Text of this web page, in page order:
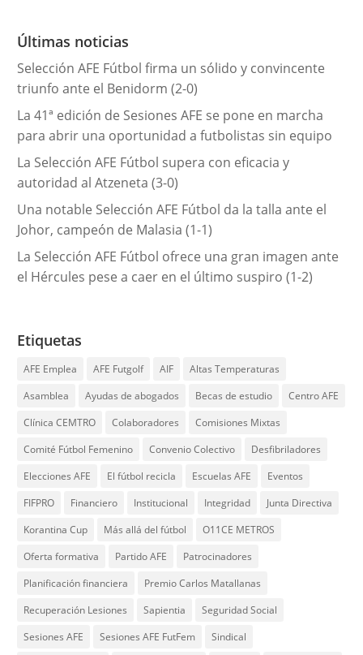
r
a
s
Últimas noticias
Selección AFE Fútbol firma un sólido y convincente
triunfo ante el Benidorm (2-0)
La 41ª edición de Sesiones AFE se pone en marcha
para abrir una oportunidad a futbolistas sin equipo
La Selección AFE Fútbol supera con eficacia y
autoridad al Atzeneta (3-0)
Una notable Selección AFE Fútbol da la talla ante el
Johor, campeón de Malasia (1-1)
La Selección AFE Fútbol ofrece una gran imagen ante
el Hércules pese a caer en el último suspiro (1-2)
Etiquetas
AFE Emplea AFE Futgolf AIF
Altas Temperaturas
Asamblea
Ayudas de abogados Becas de estudio
Centro AFE
Clínica CEMTRO
Colaboradores
Comisiones Mixtas
Comité Fútbol Femenino
Convenio Colectivo
Desfibriladores
Elecciones AFE
El fútbol recicla Escuelas AFE
Eventos
FIFPRO
Financiero Institucional Integridad
Junta Directiva
Korantina Cup
Más allá del fútbol
O11CE METROS
Oferta formativa
Partido AFE
Patrocinadores
Planificación financiera
Premio Carlos Matallanas
Recuperación Lesiones
Sapientia
Seguridad Social
Sesiones AFE
Sesiones AFE FutFem
Sindical